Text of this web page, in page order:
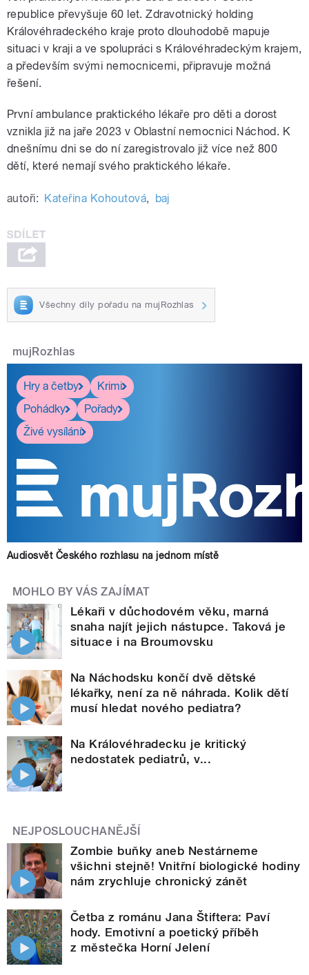
republice převyšuje 60 let. Zdravotnický holding
Královéhradeckého kraje proto dlouhodobě mapuje
situaci v kraji a ve spolupráci s Královéhradeckým krajem,
a především svými nemocnicemi, připravuje možná
řešení.
První ambulance praktického lékaře pro děti a dorost
vznikla již na jaře 2023 v Oblastní nemocnici Náchod. K
dnešnímu dni se do ní zaregistrovalo již více než 800
dětí, které nemají svého praktického lékaře.
autoři: Kateřina Kohoutová, baj
Všechny díly pořadu na mujRozhlas
mujRozhlas
Hry a četby
Krimi
Pohádky
Pořady
Živé vysílání
Audiosvět Českého rozhlasu na jednom místě
MOHLO BY VÁS ZAJÍMAT
Lékaři v důchodovém věku, marná
snaha najít jejich nástupce. Taková je
situace i na Broumovsku
Na Náchodsku končí dvě dětské
lékařky, není za ně náhrada. Kolik dětí
musí hledat nového pediatra?
Na Královéhradecku je kritický
nedostatek pediatrů, v...
NEJPOSLOUCHANĚJŠÍ
Zombie buňky aneb Nestárneme
všichni stejně! Vnitřní biologické hodiny
nám zrychluje chronický zánět
Četba z románu Jana Štiftera: Paví
hody. Emotivní a poetický příběh
z městečka Horní Jelení